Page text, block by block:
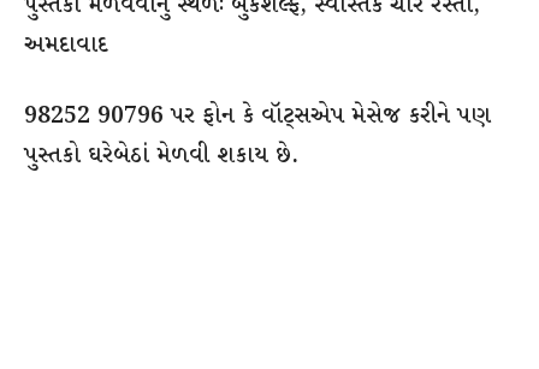
અમદાવાદ
98252 90796 પર ફોન કે વૉટ્સએપ મેસેજ કરીને પણ
પુસ્તકો ઘરેબેઠાં મેળવી શકાય છે.